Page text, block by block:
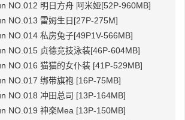
NO.012 明日方舟 阿米娅[52P-960MB]
NO.013 雷姆生日[27P-275M]
NO.014 私房兔子[49P1V-566MB]
NO.015 贞德竞技泳装[46P-604MB]
NO.016 猫猫的女仆装 [41P-529MB]
NO.017 绑带旗袍 [16P-75MB]
NO.018 冲田总司 [13P-164MB]
NO.019 神楽Mea [13P-150MB]